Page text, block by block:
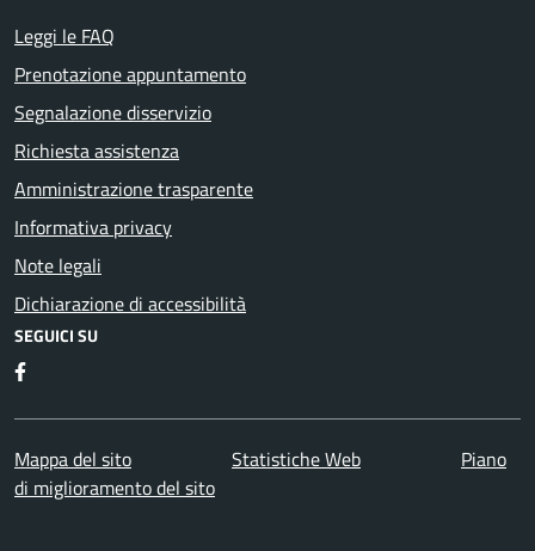
Leggi le FAQ
Prenotazione appuntamento
Segnalazione disservizio
Richiesta assistenza
Amministrazione trasparente
Informativa privacy
Note legali
Dichiarazione di accessibilità
SEGUICI SU
Facebook
Mappa del sito Statistiche Web
Piano
di miglioramento del sito